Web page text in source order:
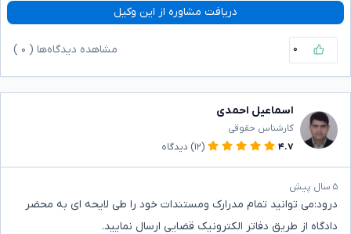
دریافت مشاوره از این وکیل
۰ مشاهده دیدگاه‌ها ( ۰
اسماعیل احمدی
کارشناس حقوقی
۴.۷
(۱۲) دیدگاه
۵ سال پیش
درود:می توانید تمام مدرارک ومستندات خود را طی لایحه ای به محضر
دادگاه از طریق دفاتر الکترونیک قضایی ارسال نمایید.